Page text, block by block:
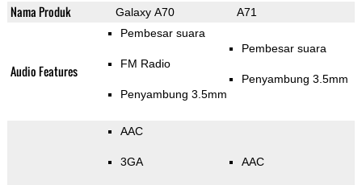
Nama Produk Galaxy A70 A71
Audio Features
Pembesar suara
FM Radio
Penyambung 3.5mm
Pembesar suara
Penyambung 3.5mm
AAC
3GA AAC